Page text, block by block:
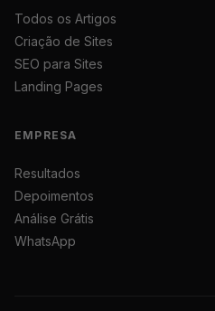
Todos os Artigos
Criação de Sites
SEO para Sites
Landing Pages
EMPRESA
Resultados
Depoimentos
Análise Grátis
WhatsApp